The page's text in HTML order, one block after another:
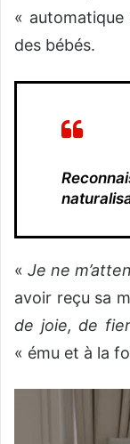
«
des bébés.
«Je ne
avoir reçu sa
de joie, de
« ému et à la